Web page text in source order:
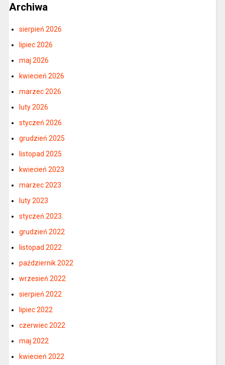
Archiwa
sierpień 2026
lipiec 2026
maj 2026
kwiecień 2026
marzec 2026
luty 2026
styczeń 2026
grudzień 2025
listopad 2025
kwiecień 2023
marzec 2023
luty 2023
styczeń 2023
grudzień 2022
listopad 2022
październik 2022
wrzesień 2022
sierpień 2022
lipiec 2022
czerwiec 2022
maj 2022
kwiecień 2022